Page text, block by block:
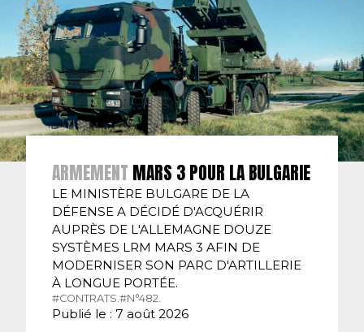
ARMEMENT MARS 3 POUR LA BULGARIE
LE MINISTÈRE BULGARE DE LA
DÉFENSE A DÉCIDÉ D'ACQUÉRIR
AUPRÈS DE L'ALLEMAGNE DOUZE
SYSTÈMES LRM MARS 3 AFIN DE
MODERNISER SON PARC D'ARTILLERIE
À LONGUE PORTÉE.
#CONTRATS.#N°482.
Publié le : 7 août 2026